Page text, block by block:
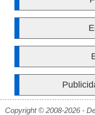
Copyright © 2008-2026 -